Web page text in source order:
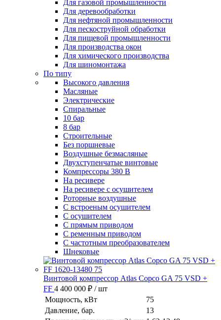
Для газовой промышленности
Для деревообработки
Для нефтяной промышленности
Для пескоструйной обработки
Для пищевой промышленности
Для производства окон
Для химического производства
Для шиномонтажа
По типу
Высокого давления
Масляные
Электрические
Спиральные
10 бар
8 бар
Cтроительные
Без поршневые
Воздушные безмасляные
Двухступенчатые винтовые
Компрессоры 380 В
На ресивере
На ресивере с осушителем
Роторные воздушные
С встроеным осушителем
С осушителем
С прямым приводом
С ременным приводом
С частотным преобразователем
Шнековые
Винтовой компрессор Atlas Copco GA 75 VSD +
FF 4 400 000 ₽ / шт
Мощность, кВт
75
Давление, бар.
13